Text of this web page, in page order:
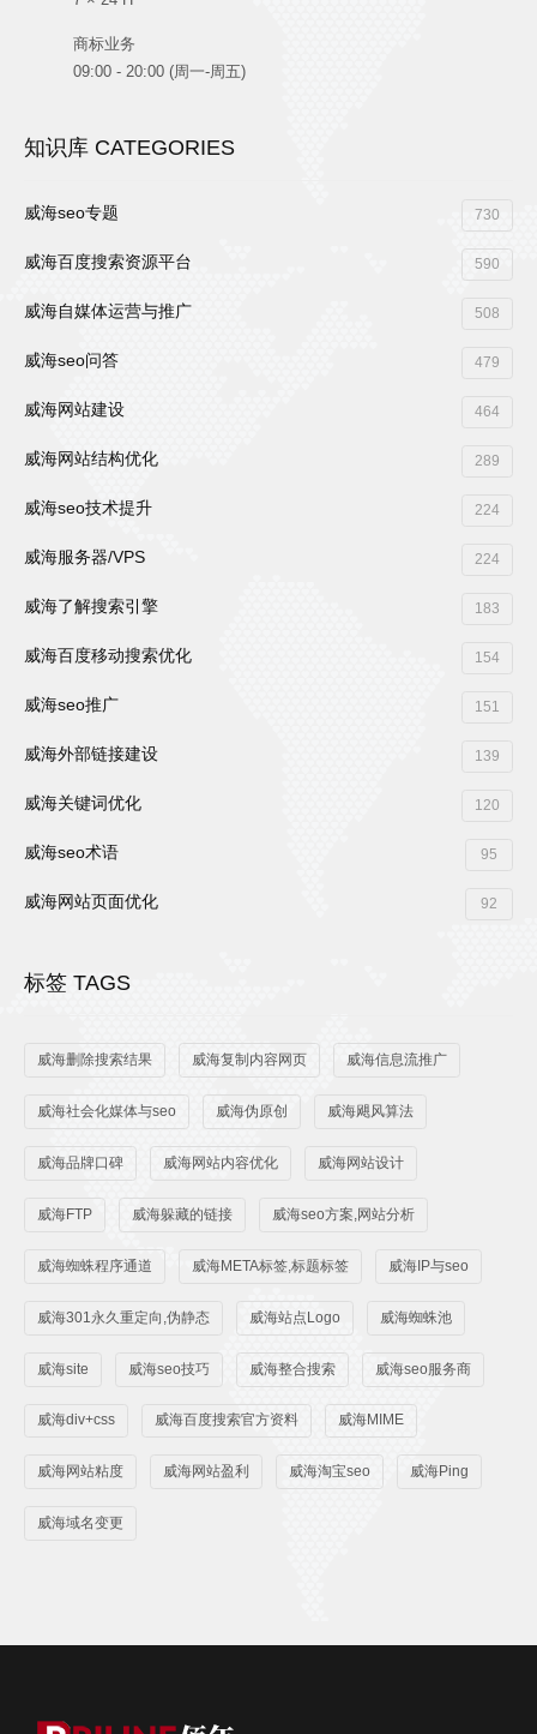
商标业务
09:00 - 20:00 (周一-周五)
知识库 CATEGORIES
威海seo专题 730
威海百度搜索资源平台 590
威海自媒体运营与推广 508
威海seo问答 479
威海网站建设 464
威海网站结构优化 289
威海seo技术提升 224
威海服务器/VPS 224
威海了解搜索引擎 183
威海百度移动搜索优化 154
威海seo推广 151
威海外部链接建设 139
威海关键词优化 120
威海seo术语 95
威海网站页面优化 92
标签 TAGS
威海删除搜索结果 威海复制内容网页 威海信息流推广
威海社会化媒体与seo 威海伪原创 威海飓风算法
威海品牌口碑 威海网站内容优化 威海网站设计
威海FTP 威海躲藏的链接 威海seo方案,网站分析
威海蜘蛛程序通道 威海META标签,标题标签 威海IP与seo
威海301永久重定向,伪静态 威海站点Logo 威海蜘蛛池
威海site 威海seo技巧 威海整合搜索 威海seo服务商
威海div+css 威海百度搜索官方资料 威海MIME
威海网站粘度 威海网站盈利 威海淘宝seo 威海Ping
威海域名变更